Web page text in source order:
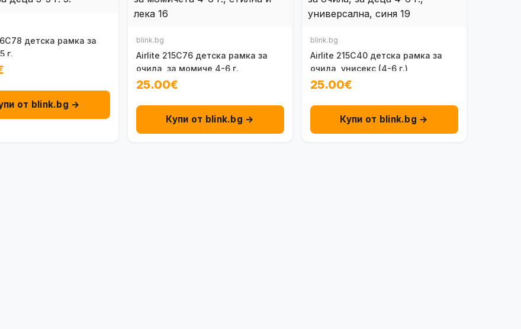
детска рамка за
г.
от blink.bg →
blink.bg
Airlite 215C76 детска рамка за
очила, за момиче 4-6 г.
25.00€
Купи от blink.bg →
blink.bg
Airlite 215C40 детска рамка за
очила, унисекс (4-6 г.)
25.00€
Купи от blink.bg →